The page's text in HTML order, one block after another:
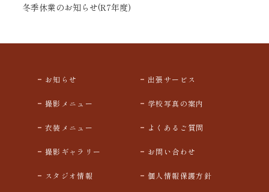
冬季休業のお知らせ(R7年度)
お知らせ 出張サービス
撮影メニュー 学校写真の案内
衣装メニュー よくあるご質問
撮影ギャラリー お問い合わせ
スタジオ情報 個人情報保護方針